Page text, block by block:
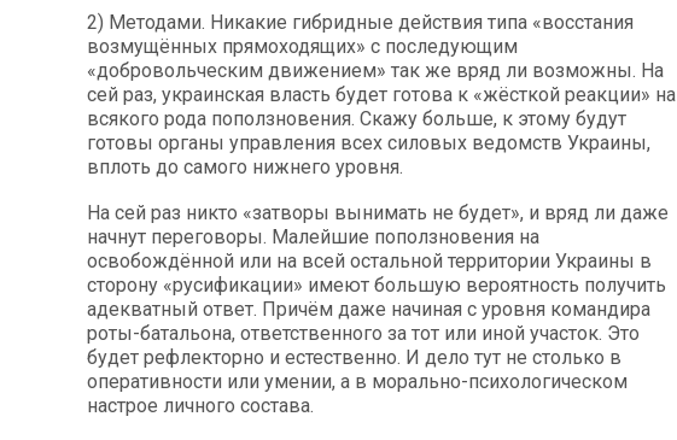
2) Методами. Никакие гибридные действия типа «восстания
возмущённых прямоходящих» с последующим
«добровольческим движением» так же вряд ли возможны. На
сей раз, украинская власть будет готова к «жёсткой реакции» на
всякого рода поползновения. Скажу больше, к этому будут
готовы органы управления всех силовых ведомств Украины,
вплоть до самого нижнего уровня.
На сей раз никто «затворы вынимать не будет», и вряд ли даже
начнут переговоры. Малейшие поползновения на
освобождённой или на всей остальной территории Украины в
сторону «русификации» имеют большую вероятность получить
адекватный ответ. Причём даже начиная с уровня командира
роты-батальона, ответственного за тот или иной участок. Это
будет рефлекторно и естественно. И дело тут не столько в
оперативности или умении, а в морально-психологическом
настрое личного состава.